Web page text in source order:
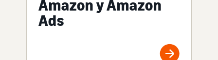
Amazon y Amazon
Ads